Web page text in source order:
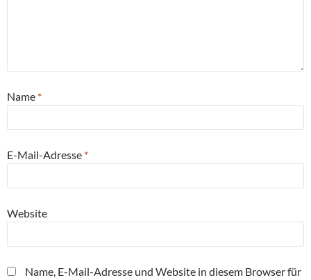
Name *
E-Mail-Adresse *
Website
Name, E-Mail-Adresse und Website in diesem Browser für